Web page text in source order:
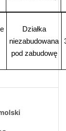
Działka
niezabudowana
pod zabudowę